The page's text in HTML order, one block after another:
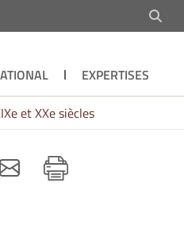
EXPERTISES
et XXe siècles